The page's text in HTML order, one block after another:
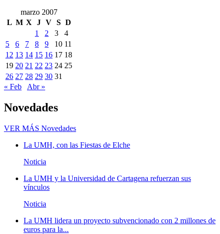
marzo 2007
L M X J V S D
1
2 3
4
5
6 7 8 9 10 11
12 13 14 15 16 17 18
19 20 21 22 23 24 25
26 27 28 29 30 31
« Feb
Abr »
Novedades
VER MÁS Novedades
La UMH, con las Fiestas de Elche
Noticia
La UMH y la Universidad de Cartagena refuerzan sus
vínculos
Noticia
La UMH lidera un proyecto subvencionado con 2 millones de
euros para la...